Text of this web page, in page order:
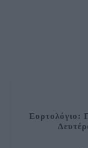
Εορτολόγιο: